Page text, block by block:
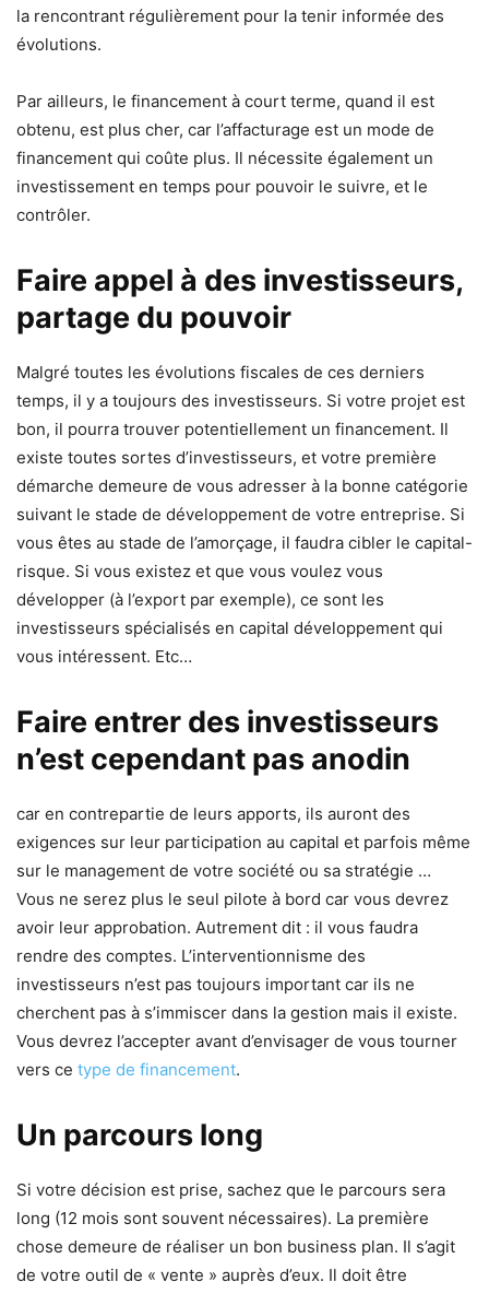
la rencontrant régulièrement pour la tenir informée des
évolutions.
Par ailleurs, le financement à court terme, quand il est
obtenu, est plus cher, car l’affacturage est un mode de
financement qui coûte plus. Il nécessite également un
investissement en temps pour pouvoir le suivre, et le
contrôler.
Faire appel à des investisseurs,
partage du pouvoir
Malgré toutes les évolutions fiscales de ces derniers
temps, il y a toujours des investisseurs. Si votre projet est
bon, il pourra trouver potentiellement un financement. Il
existe toutes sortes d’investisseurs, et votre première
démarche demeure de vous adresser à la bonne catégorie
suivant le stade de développement de votre entreprise. Si
vous êtes au stade de l’amorçage, il faudra cibler le capital-
risque. Si vous existez et que vous voulez vous
développer (à l’export par exemple), ce sont les
investisseurs spécialisés en capital développement qui
vous intéressent. Etc…
Faire entrer des investisseurs
n’est cependant pas anodin
car en contrepartie de leurs apports, ils auront des
exigences sur leur participation au capital et parfois même
sur le management de votre société ou sa stratégie …
Vous ne serez plus le seul pilote à bord car vous devrez
avoir leur approbation. Autrement dit : il vous faudra
rendre des comptes. L’interventionnisme des
investisseurs n’est pas toujours important car ils ne
cherchent pas à s’immiscer dans la gestion mais il existe.
Vous devrez l’accepter avant d’envisager de vous tourner
vers ce type de financement.
Un parcours long
Si votre décision est prise, sachez que le parcours sera
long (12 mois sont souvent nécessaires). La première
chose demeure de réaliser un bon business plan. Il s’agit
de votre outil de « vente » auprès d’eux. Il doit être